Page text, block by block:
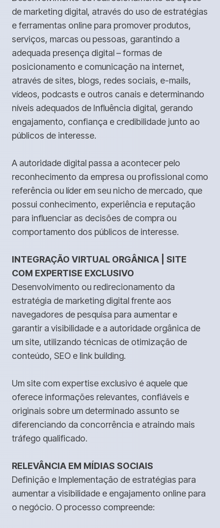
de marketing digital, através do uso de estratégias
e ferramentas online para promover produtos,
serviços, marcas ou pessoas, garantindo a
adequada presença digital – formas de
posicionamento e comunicação na internet,
através de sites, blogs, redes sociais, e-mails,
vídeos, podcasts e outros canais e determinando
níveis adequados de Influência digital, gerando
engajamento, confiança e credibilidade junto ao
públicos de interesse.
A autoridade digital passa a acontecer pelo
reconhecimento da empresa ou profissional como
referência ou líder em seu nicho de mercado, que
possui conhecimento, experiência e reputação
para influenciar as decisões de compra ou
comportamento dos públicos de interesse.
INTEGRAÇÃO VIRTUAL ORGÂNICA | SITE
COM EXPERTISE EXCLUSIVO
Desenvolvimento ou redirecionamento da
estratégia de marketing digital frente aos
navegadores de pesquisa para aumentar e
garantir a visibilidade e a autoridade orgânica de
um site, utilizando técnicas de otimização de
conteúdo, SEO e link building.
Um site com expertise exclusivo é aquele que
oferece informações relevantes, confiáveis e
originais sobre um determinado assunto se
diferenciando da concorrência e atraindo mais
tráfego qualificado.
RELEVÂNCIA EM MÍDIAS SOCIAIS
Definição e Implementação de estratégias para
aumentar a visibilidade e engajamento online para
o negócio. O processo compreende: